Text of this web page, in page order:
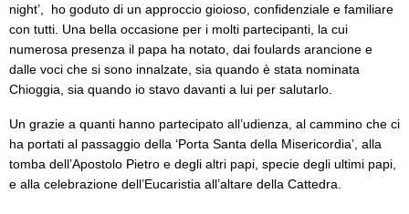
night’, ho goduto di un approccio gioioso, confidenziale e familiare
con tutti. Una bella occasione per i molti partecipanti, la cui
numerosa presenza il papa ha notato, dai foulards arancione e
dalle voci che si sono innalzate, sia quando è stata nominata
Chioggia, sia quando io stavo davanti a lui per salutarlo.
Un grazie a quanti hanno partecipato all’udienza, al cammino che ci
ha portati al passaggio della ‘Porta Santa della Misericordia’, alla
tomba dell’Apostolo Pietro e degli altri papi, specie degli ultimi papi,
e alla celebrazione dell’Eucaristia all’altare della Cattedra.